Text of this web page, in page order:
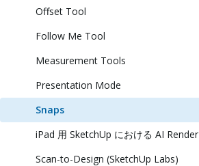
Offset Tool
Follow Me Tool
Measurement Tools
Presentation Mode
Snaps
iPad 用 SketchUp における AI Render
Scan-to-Design (SketchUp Labs)